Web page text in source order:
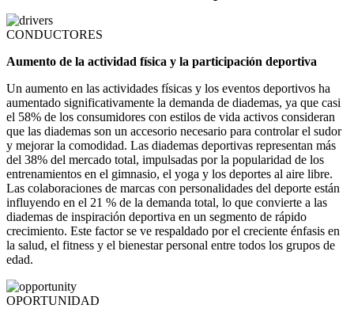
CONDUCTORES
Aumento de la actividad física y la participación deportiva
Un aumento en las actividades físicas y los eventos deportivos ha
aumentado significativamente la demanda de diademas, ya que casi
el 58% de los consumidores con estilos de vida activos consideran
que las diademas son un accesorio necesario para controlar el sudor
y mejorar la comodidad. Las diademas deportivas representan más
del 38% del mercado total, impulsadas por la popularidad de los
entrenamientos en el gimnasio, el yoga y los deportes al aire libre.
Las colaboraciones de marcas con personalidades del deporte están
influyendo en el 21 % de la demanda total, lo que convierte a las
diademas de inspiración deportiva en un segmento de rápido
crecimiento. Este factor se ve respaldado por el creciente énfasis en
la salud, el fitness y el bienestar personal entre todos los grupos de
edad.
OPORTUNIDAD